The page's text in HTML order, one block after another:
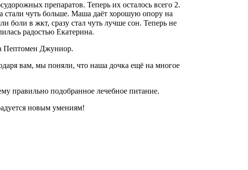
препаратов. Теперь их осталось всего 2.
чуть больше. Маша даёт хорошую опору на
боли в жкт, сразу стал чуть лучше сон. Теперь не
радостью Екатерина.
Пептомен Джуниор.
вам, мы поняли, что наша дочка ещё на многое
правильно подобранное лечебное питание.
новым умениям!